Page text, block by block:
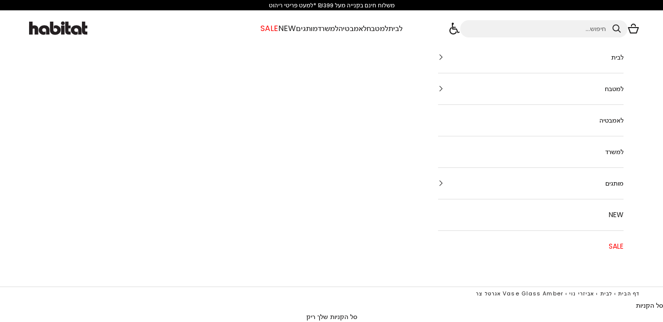
משלוח חינם בקנייה מעל ₪399 *למעט פריטי ריהוט
habitat online לביתלמטבחלאמבטיהלמשרדמותגיםNEW
SALE חיפוש
סל הקניות
לבית
למטבח
לאמבטיה
למשרד
מותגים
NEW
SALE
דף הבית › לבית › אביזרי נוי › Vase Glass Amber אגרטל צר
סל הקניות
סל הקניות שלך ריק